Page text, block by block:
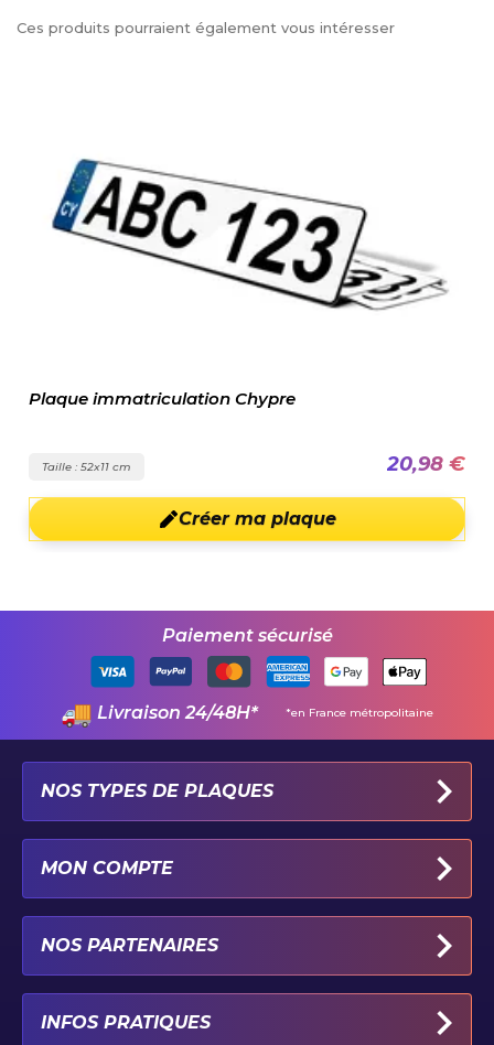
Ces produits pourraient également vous intéresser
Plaque immatriculation Chypre
Taille : 52x11 cm 20,98 €
Créer ma plaque
Paiement sécurisé
Livraison 24/48H* *en France métropolitaine
NOS TYPES DE PLAQUES
PLAQUE IMMATRICULATION MOTO
PLAQUE IMMATRICULATION NOIRE
MON COMPTE
NOS PARTENAIRES
INFOS PRATIQUES